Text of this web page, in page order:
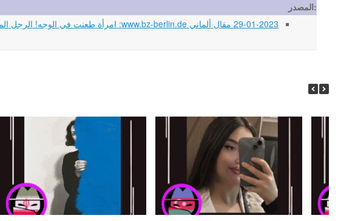
المصدر:
29-01-2023 مقال ألماني www.bz-berlin.de: امرأة طعنت في الوجه! الرجل المقنع لا يزال في الهروب